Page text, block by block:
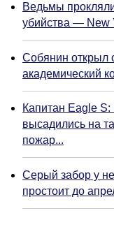
Ведьмы
убийства — New
Собянин открыл
академический
Капитан Eagle
высадились на
пожар...
Серый забор у
простоит до